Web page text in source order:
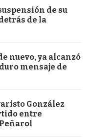
de su
de la
nuevo, ya alcanzó
mensaje de
González
entre